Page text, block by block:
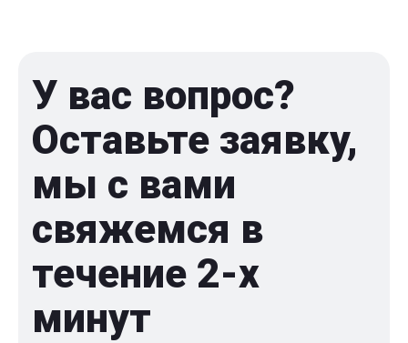
У вас вопрос?
Оставьте заявку,
мы с вами
свяжемся в
течение 2-x
минут